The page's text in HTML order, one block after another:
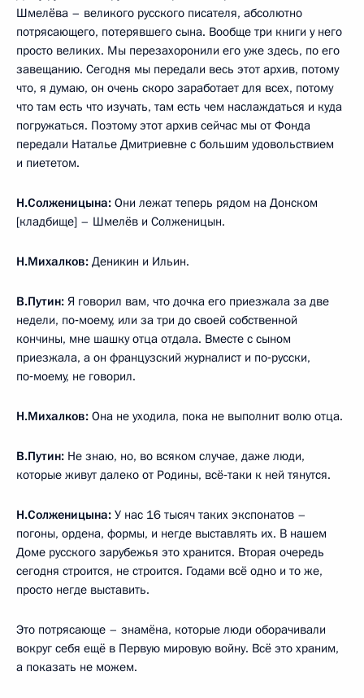
Шмелёва – великого русского писателя, абсолютно
потрясающего, потерявшего сына. Вообще три книги у него
просто великих. Мы перезахоронили его уже здесь, по его
завещанию. Сегодня мы передали весь этот архив, потому
что, я думаю, он очень скоро заработает для всех, потому
что там есть что изучать, там есть чем наслаждаться и куда
погружаться. Поэтому этот архив сейчас мы от Фонда
передали Наталье Дмитриевне с большим удовольствием
и пиететом.
Н.Солженицына: Они лежат теперь рядом на Донском
[кладбище] – Шмелёв и Солженицын.
Н.Михалков: Деникин и Ильин.
В.Путин: Я говорил вам, что дочка его приезжала за две
недели, по‑моему, или за три до своей собственной
кончины, мне шашку отца отдала. Вместе с сыном
приезжала, а он французский журналист и по‑русски,
по‑моему, не говорил.
Н.Михалков: Она не уходила, пока не выполнит волю отца.
В.Путин: Не знаю, но, во всяком случае, даже люди,
которые живут далеко от Родины, всё‑таки к ней тянутся.
Н.Солженицына: У нас 16 тысяч таких экспонатов –
погоны, ордена, формы, и негде выставлять их. В нашем
Доме русского зарубежья это хранится. Вторая очередь
сегодня строится, не строится. Годами всё одно и то же,
просто негде выставить.
Это потрясающе – знамёна, которые люди оборачивали
вокруг себя ещё в Первую мировую войну. Всё это храним,
а показать не можем.